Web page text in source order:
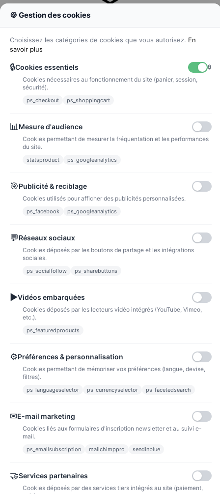
La poste
Paiements sécurisés via paypal et paypal 4 fois sans frais
Fidélité
bons de réductions.
Liens utiles
Notre société
Nous suivre
🍪 Gestion des cookies
Choisissez les catégories de cookies que vous autorisez. En
savoir plus
🔒Cookies essentiels
🔒
Cookies nécessaires au fonctionnement du site (panier, session,
sécurité).
ps_checkout ps_shoppingcart
📊 Mesure d'audience
Cookies permettant de mesurer la fréquentation et les performances
du site.
statsproduct ps_googleanalytics
🎯Publicité & reciblage
Cookies utilisés pour afficher des publicités personnalisées.
ps_facebook ps_googleanalytics
💬Réseaux sociaux
Cookies déposés par les boutons de partage et les intégrations
sociales.
ps_socialfollow ps_sharebuttons
▶Vidéos embarquées
Cookies déposés par les lecteurs vidéo intégrés (YouTube, Vimeo,
etc.).
ps_featuredproducts
⚙Préférences & personnalisation
Cookies permettant de mémoriser vos préférences (langue, devise,
filtres).
ps_languageselector ps_currencyselector ps_facetedsearch
✉E-mail marketing
Cookies liés aux formulaires d'inscription newsletter et au suivi e-
mail.
ps_emailsubscription mailchimppro sendinblue
🤝Services partenaires
Cookies déposés par des services tiers intégrés au site (paiement,